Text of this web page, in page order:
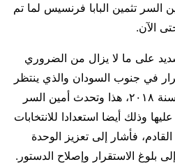
ونقل أمين السر تثمين البابا فرنسيس لما تم
الآن.
على ما لا يزال من الضروري
في جنوب السودان والذي ينتظر
تطبيق اتفاق السلام الموقع سنة ٢٠١٨، هذا وتحدث أمين السر
وذلك أيضا استعدادا للانتخابات
فأشار إلى تعزيز الوحدة
بلوغ الاستقرار وإصلاح الدستور.